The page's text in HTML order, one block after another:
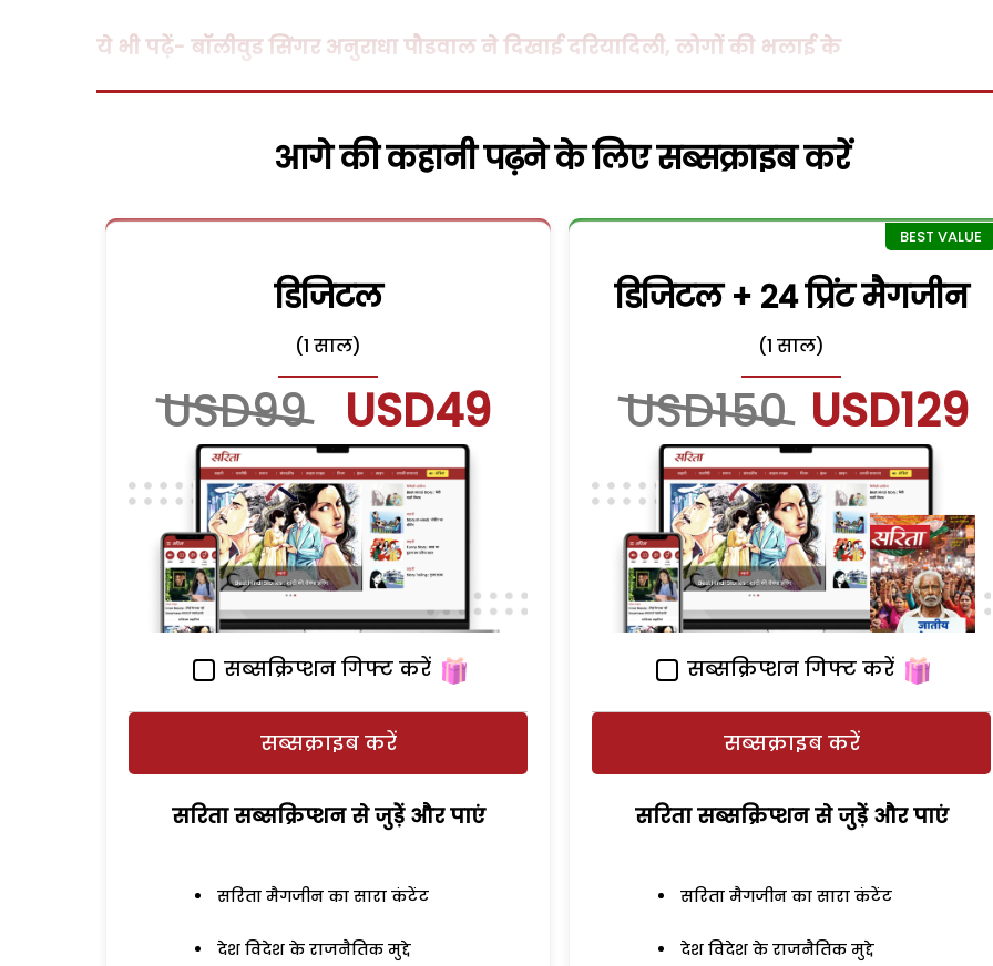
ये भी पढ़ें- बॉलीवुड सिंगर अनुराधा पौडवाल ने दिखाई दरियादिली, लोगों की भलाई के
आगे की कहानी पढ़ने के लिए सब्सक्राइब करें
डिजिटल
(1 साल)
USD99 USD49
सब्सक्रिप्शन गिफ्ट करें
सब्सक्राइब करें
सरिता सब्सक्रिप्शन से जुड़ेें और पाएं
सरिता मैगजीन का सारा कंटेंट
देश विदेश के राजनैतिक मुद्दे
डिजिटल + 24 प्रिंट मैगजीन
(1 साल)
USD150 USD129
सब्सक्रिप्शन गिफ्ट करें
सब्सक्राइब करें
सरिता सब्सक्रिप्शन से जुड़ेें और पाएं
सरिता मैगजीन का सारा कंटेंट
देश विदेश के राजनैतिक मुद्दे